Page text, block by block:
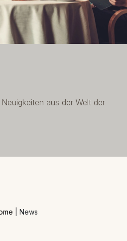
aus der Welt der
News